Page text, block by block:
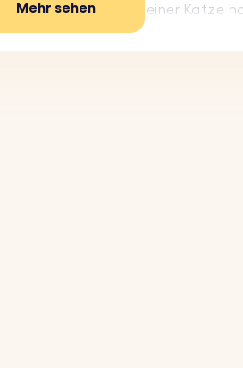
deinem Hund oder deiner Katze
Schlüsselanhänger zu
Mehr sehen